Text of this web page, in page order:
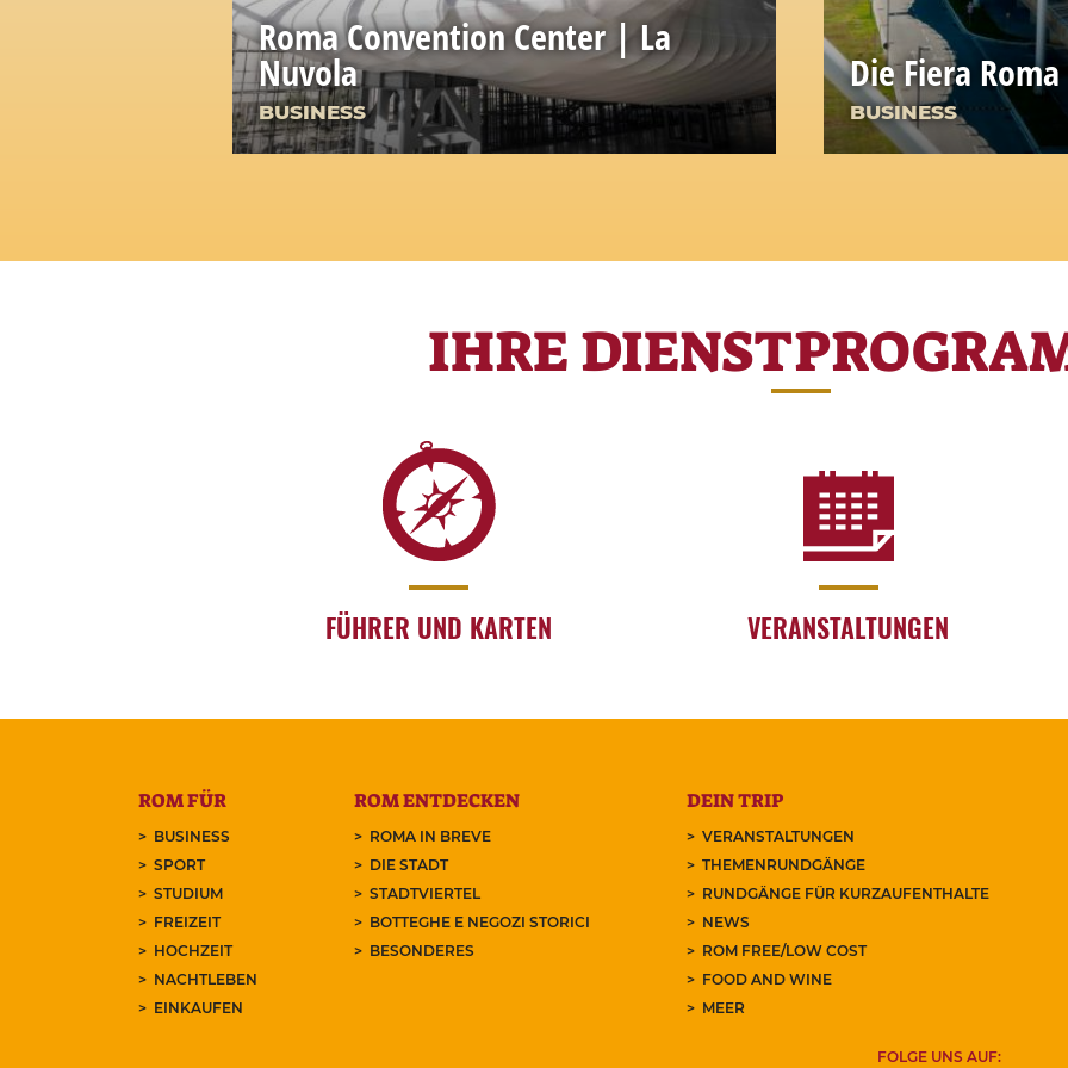
Roma Convention Center | La
Nuvola
BUSINESS
Die Fiera Roma
BUSINESS
IHRE
FÜHRER UND KARTEN VERANSTALTUNGEN
ROM FÜR
BUSINESS
SPORT
STUDIUM
FREIZEIT
HOCHZEIT
NACHTLEBEN
EINKAUFEN
ROM ENTDECKEN
ROMA IN BREVE
DIE STADT
STADTVIERTEL
BOTTEGHE E NEGOZI STORICI
BESONDERES
DEIN TRIP
VERANSTALTUNGEN
THEMENRUNDGÄNGE
RUNDGÄNGE FÜR KURZAUFENTHALTE
NEWS
ROM FREE/LOW COST
FOOD AND WINE
MEER
FOLGE UNS AUF: